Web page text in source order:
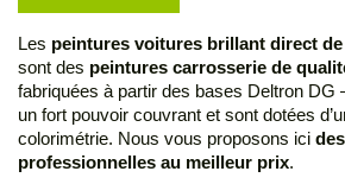
Les peintures voitures brillant direct de
sont des peintures carrosserie de
fabriquées à partir des bases Deltron DG
un fort pouvoir couvrant et sont dotées
colorimétrie. Nous vous proposons ici
professionnelles au meilleur prix.